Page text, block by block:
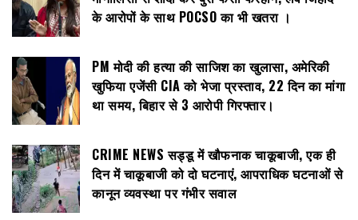
के आरोपों के साथ POCSO का भी खतरा ।
PM मोदी की हत्या की साजिश का खुलासा, अमेरिकी
खुफिया एजेंसी CIA को भेजा प्रस्ताव, 22 दिन का मांगा
था समय, बिहार से 3 आरोपी गिरफ्तार।
CRIME NEWS सड्डू में खौफनाक चाकूबाजी, एक ही
दिन में चाकूबाजी को दो घटनाएं, आपराधिक घटनाओं से
कानून व्यवस्था पर गंभीर सवाल